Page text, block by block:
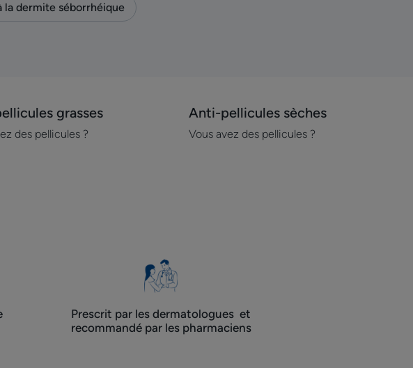
la dermite séborrhéique
grasses
des pellicules ?
Découvrir
Anti-
Anti-pellicules sèches
Vous avez des pellicules ?
Prescrit par les dermatologues ​ et
recommandé par les pharmaciens